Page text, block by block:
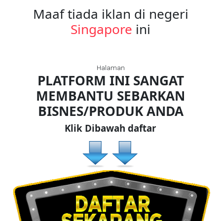
Maaf tiada iklan di negeri
Singapore ini
Halaman
PLATFORM INI SANGAT
MEMBANTU SEBARKAN
BISNES/PRODUK ANDA
Klik Dibawah daftar
LELAKI(0)
PENDIDIKAN(19)